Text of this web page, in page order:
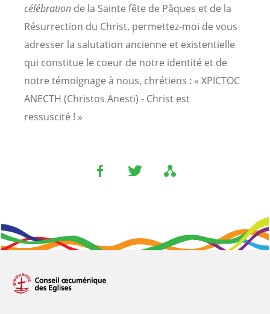
célébration de la Sainte fête de Pâques et de la
Résurrection du Christ, permettez-moi de vous
adresser la salutation ancienne et existentielle
qui constitue le coeur de notre identité et de
notre témoignage à nous, chrétiens : « XPICTOC
ANECTH (Christos Anesti) - Christ est
ressuscité ! »